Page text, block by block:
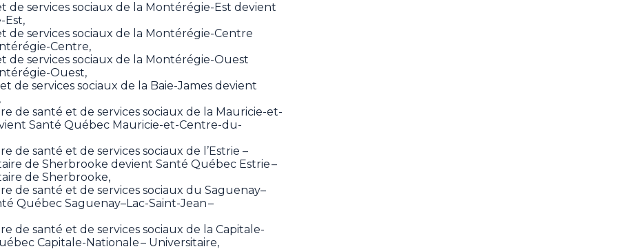
de services sociaux de la Montérégie-Est devient
Est,
de services sociaux de la Montérégie-Centre
Centre,
de services sociaux de la Montérégie-Ouest
Ouest,
de services sociaux de la Baie-James devient
de santé et de services sociaux de la Mauricie-et-
Santé Québec Mauricie-et-Centre-du-
de santé et de services sociaux de l’Estrie –
de Sherbrooke devient Santé Québec Estrie –
de Sherbrooke,
de santé et de services sociaux du Saguenay–
Québec Saguenay–Lac-Saint-Jean –
de santé et de services sociaux de la Capitale-
Capitale-Nationale – Universitaire,